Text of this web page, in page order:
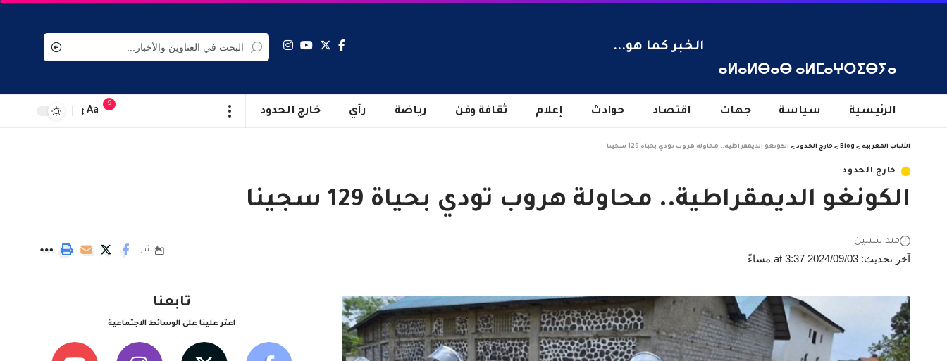
ⴰⵍⴰⵍⴱⴰⴱ ⴰⵍⵎⴰⵖⵔⵉⴱⵢⴰ
الخبر كما هو...
الرئيسية سياسة جهات اقتصاد حوادث إعلام ثقافة وفن رياضة رأي خارج الحدود
9
Aa
الألباب المغربية >
Blog
> خارج الحدود > الكونغو الديمقراطية.. محاولة هروب تودي بحياة 129 سجينا
خارج الحدود
الكونغو الديمقراطية.. محاولة هروب تودي بحياة 129 سجينا
آخر تحديث: 2024/09/03 at 3:37 مساءً
منذ سنتين
نشر
تابعنا
اعثر علينا على الوسائط الاجتماعية